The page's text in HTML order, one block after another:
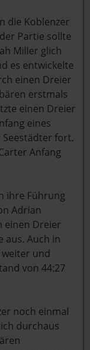
die Koblenzer
Partie sollte
Miller glich
es entwickelte
einen Dreier
erstmals
einen Dreier
eines
fort.
Anfang
ihre Führung
Adrian
einen Dreier
aus. Auch in
und
von 44:27
noch einmal
durchaus